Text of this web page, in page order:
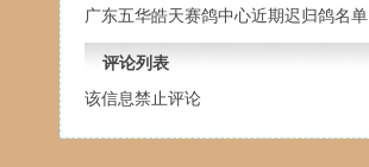
广东五华皓天赛鸽中心近期迟归鸽名单
评论列表
该信息禁止评论